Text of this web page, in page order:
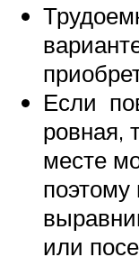
Если
ровная,
месте
поэтому
или